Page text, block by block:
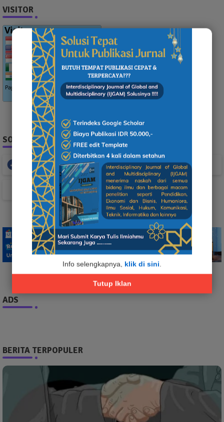
Info selengkapnya, klik di sini.
Tutup Iklan
VISITOR
SOCIAL PLUGIN
Facebook Whatsapp
TikTok
ADS
BERITA TERPOPULER